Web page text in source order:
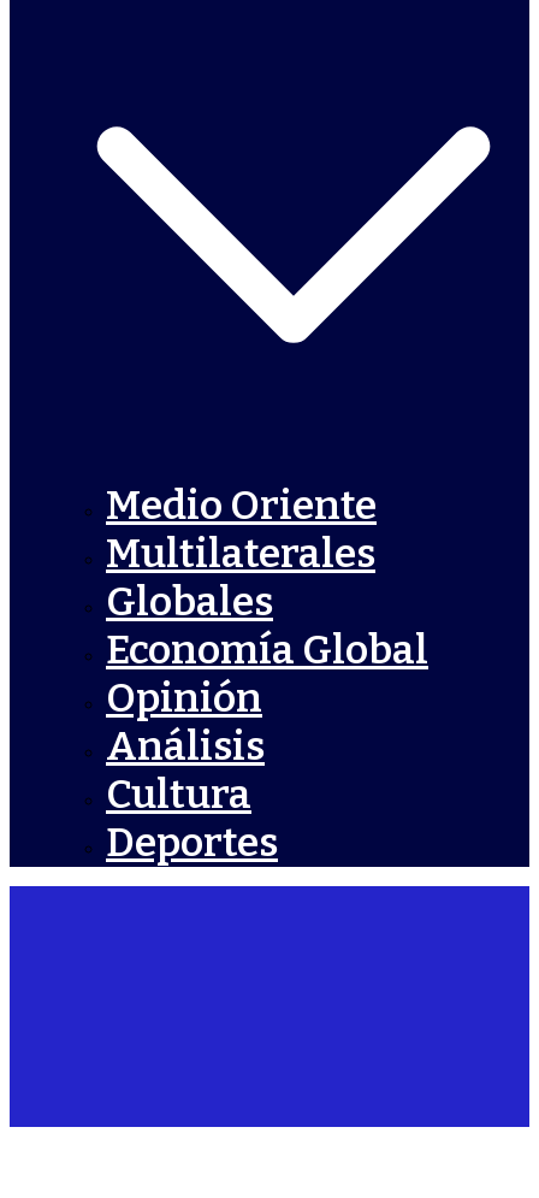
Medio Oriente
Multilaterales
Globales
Economía Global
Opinión
Análisis
Cultura
Deportes